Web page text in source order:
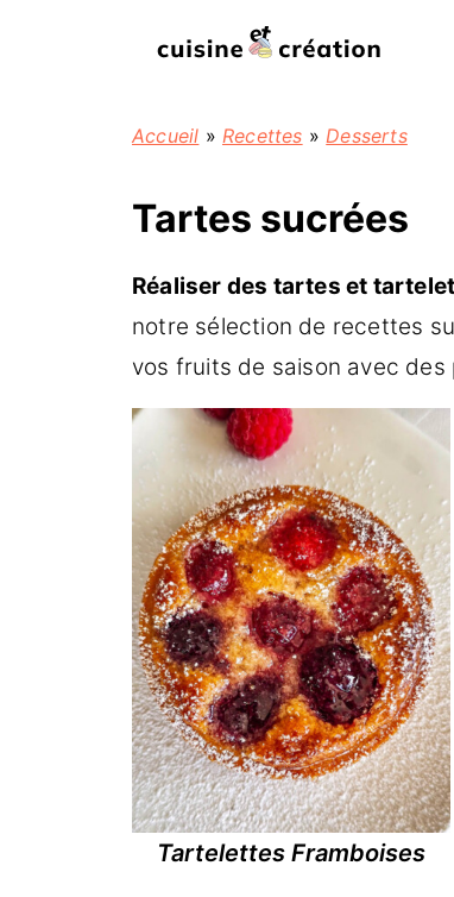
Accueil »Recettes »Desserts
Tartes sucrées
Réaliser des tartes et
notre sélection de recettes
vos fruits de saison avec
Tartelettes Framboises